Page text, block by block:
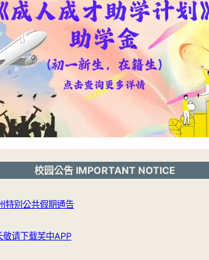
校园公告 IMPORTANT NOTICE
特别公共假期通告
敬请下载芙中APP